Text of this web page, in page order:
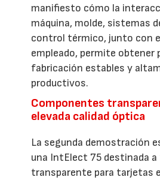
manifiesto cómo la
máquina, molde, sistemas
control térmico, junto con
empleado, permite obtener
fabricación estables y
productivos.
Componentes
elevada calidad óptica
La segunda demostración
una IntElect 75 destinada a
transparente para tarjetas